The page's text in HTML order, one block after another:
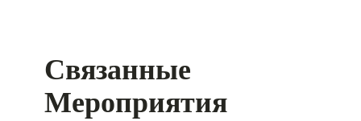
Связанные
Мероприятия